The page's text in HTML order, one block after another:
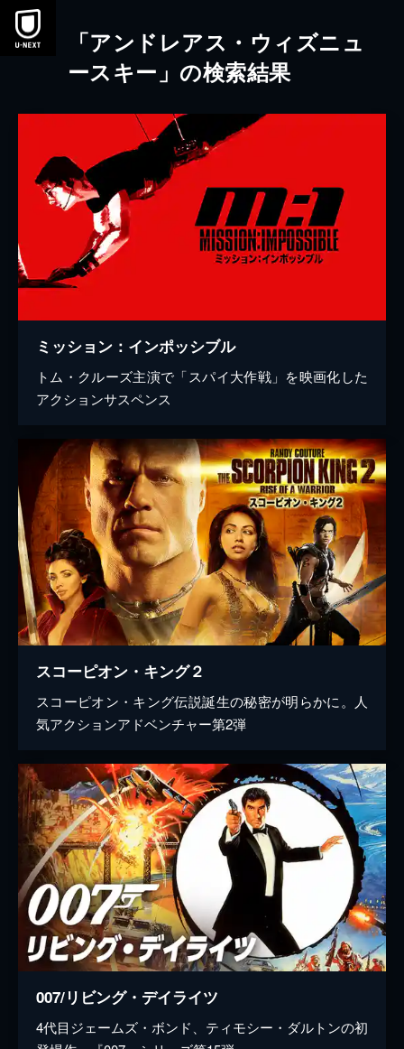
本文へスキップ
「アンドレアス・ウィズニュ
ースキー」の検索結果
ミッション：インポッシブル
トム・クルーズ主演で「スパイ大作戦」を映画化した
アクションサスペンス
スコーピオン・キング２
スコーピオン・キング伝説誕生の秘密が明らかに。人
気アクションアドベンチャー第2弾
007/リビング・デイライツ
4代目ジェームズ・ボンド、ティモシー・ダルトンの初